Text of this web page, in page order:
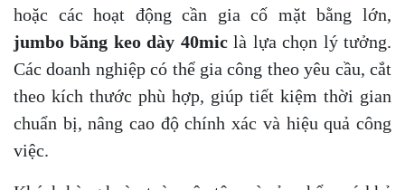
hoặc các hoạt động cần gia cố mặt bằng lớn,
jumbo băng keo dày 40miclà lựa chọn lý tưởng.
Các doanh nghiệp có thể gia công theo yêu cầu, cắt
theo kích thước phù hợp, giúp tiết kiệm thời gian
chuẩn bị, nâng cao độ chính xác và hiệu quả công
việc.